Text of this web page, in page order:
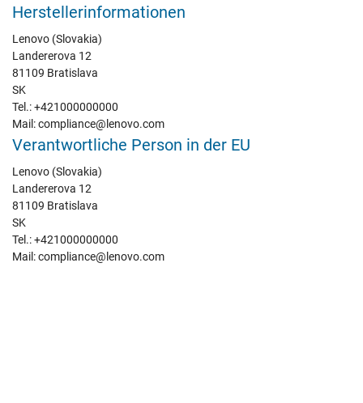
Herstellerinformationen
Lenovo (Slovakia)
Landererova 12
81109 Bratislava
SK
Tel.: +421000000000
Mail: compliance@lenovo.com
Verantwortliche Person in der EU
Lenovo (Slovakia)
Landererova 12
81109 Bratislava
SK
Tel.: +421000000000
Mail: compliance@lenovo.com